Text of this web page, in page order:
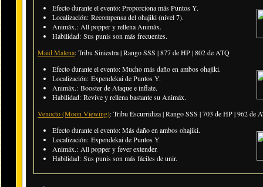
Efecto durante el evento: Proporciona más Puntos Y.
Localización: Recompensa del ohajiki (nivel 7).
Animáx.: All popper y rellena Animáx.
Habilidad: Sus punis son más frecuentes.
Maid Malena: Tribu Siniestra | Rango SSS | 877 de HP | 802 de ATQ
Efecto durante el evento: Mucho más daño en ambos ohajiki.
Localización: Expendekai de Puntos Y.
Animáx.: Booster de Ataque e inflate.
Habilidad: Revive y rellena bastante su Animáx.
Venocto (Moon Viewing): Tribu Escurridiza | Rango SSS | 703 de HP | 962 de
Efecto durante el evento: Más daño en ambos ohajiki.
Localización: Expendekai de Puntos Y.
Animáx.: All popper y fever extender.
Habilidad: Sus punis son más fáciles de unir.